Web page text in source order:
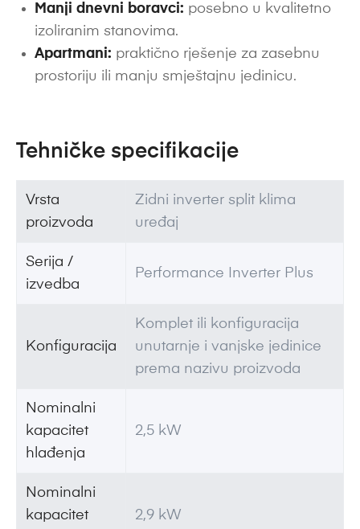
Manji dnevni boravci: posebno u kvalitetno
izoliranim stanovima.
Apartmani: praktično rješenje za zasebnu
prostoriju ili manju smještajnu jedinicu.
Tehničke specifikacije
Vrsta
proizvoda
Zidni inverter split klima
uređaj
Serija /
izvedba
Performance Inverter Plus
Konfiguracija
Komplet ili konfiguracija
unutarnje i vanjske jedinice
prema nazivu proizvoda
Nominalni
kapacitet
hlađenja
2,5 kW
Nominalni
kapacitet
2,9 kW